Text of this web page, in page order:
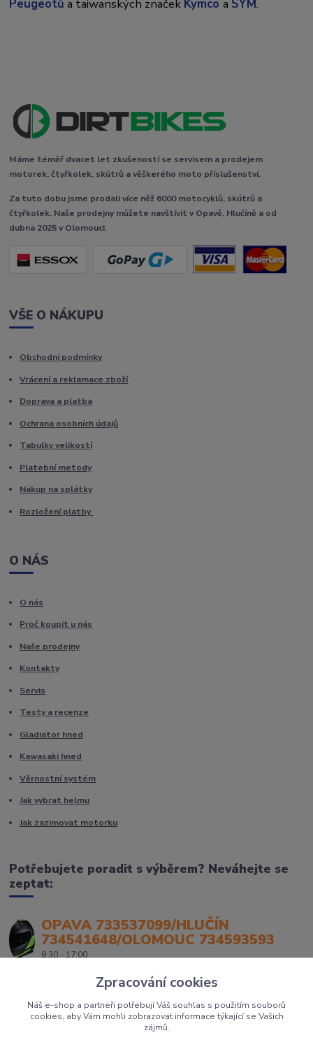
Peugeotů a taiwanských značek Kymcoa SYM.
Máme téměř dvacet let zkušeností se servisem a prodejem
motorek, čtyřkolek, skútrů a věškerého moto příslušenství.
Za tuto dobu jsme prodali více něž 6000 motocyklů, skútrů a
čtyřkolek. Naše prodejny můžete navštívit v Opavě, Hlučíně a od
dubna 2025 v Olomouci.
VŠE O NÁKUPU
Obchodní podmínky
Vrácení a reklamace zboží
Doprava a platba
Ochrana osobních údajů
Tabulky velikostí
Platební metody
Nákup na splátky
Rozložení platby
O NÁS
O nás
Proč koupit u nás
Naše prodejny
Kontakty
Servis
Testy a recenze
Gladiator hned
Kawasaki hned
Věrnostní systém
Jak vybrat helmu
Jak zazimovat motorku
Potřebujete poradit s výběrem? Neváhejte se
zeptat:
OPAVA 733537099/HLUČÍN
734541648/OLOMOUC 734593593
8:30 - 17:00
Zpracování cookies
Náš e-shop a partneři potřebují Váš souhlas s použitím souborů
cookies, aby Vám mohli zobrazovat informace týkající se Vašich
zájmů.